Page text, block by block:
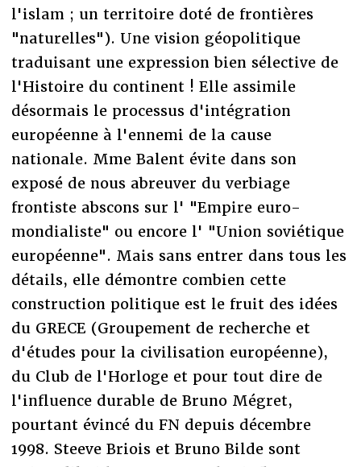
l'islam ; un territoire doté de frontières
"naturelles"). Une vision géopolitique
traduisant une expression bien sélective de
l'Histoire du continent ! Elle assimile
désormais le processus d'intégration
européenne à l'ennemi de la cause
nationale. Mme Balent évite dans son
exposé de nous abreuver du verbiage
frontiste abscons sur l' "Empire euro-
mondialiste" ou encore l' "Union soviétique
européenne". Mais sans entrer dans tous les
détails, elle démontre combien cette
construction politique est le fruit des idées
du GRECE (Groupement de recherche et
d'études pour la civilisation européenne),
du Club de l'Horloge et pour tout dire de
l'influence durable de Bruno Mégret,
pourtant évincé du FN depuis décembre
1998. Steeve Briois et Bruno Bilde sont